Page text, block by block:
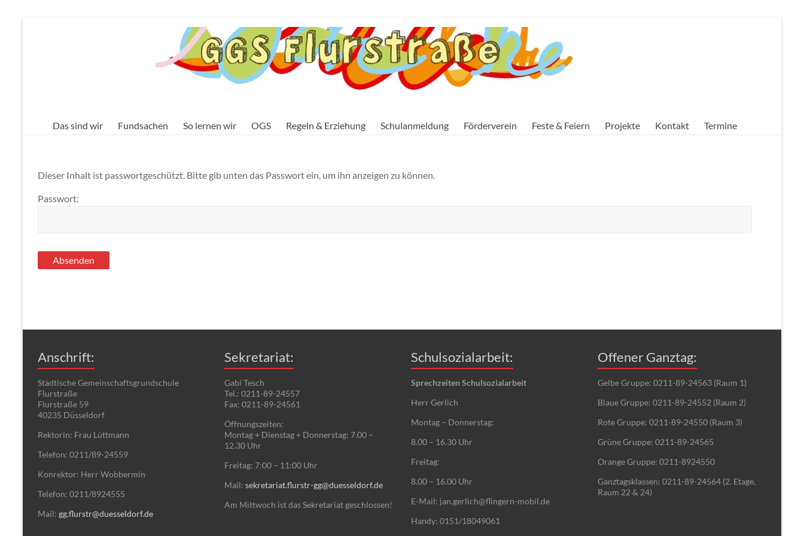
Das sind wir Fundsachen So lernen wir OGS Regeln & Erziehung Schulanmeldung Förderverein Feste & Feiern Projekte Kontakt Termine
Dieser Inhalt ist passwortgeschützt. Bitte gib unten das Passwort ein, um ihn anzeigen zu können.
Passwort:
Anschrift:
Städtische Gemeinschaftsgrundschule
Flurstraße
Flurstraße 59
40235 Düsseldorf
Rektorin: Frau Lüttmann
Telefon: 0211/89-24559
Konrektor: Herr Wobbermin
Telefon: 0211/8924555
Mail: gg.flurstr@duesseldorf.de
Sekretariat:
Gabi Tesch
Tel.: 0211-89-24557
Fax: 0211-89-24561
Öffnungszeiten:
Montag + Dienstag + Donnerstag: 7.00 –
12.30 Uhr
Freitag: 7:00 – 11:00 Uhr
Mail: sekretariat.flurstr-gg@duesseldorf.de
Am Mittwoch ist das Sekretariat geschlossen!
Schulsozialarbeit:
Sprechzeiten Schulsozialarbeit
Herr Gerlich
Montag – Donnerstag:
8.00 – 16.30 Uhr
Freitag:
8.00 – 16.00 Uhr
E-Mail: jan.gerlich@flingern-mobil.de
Handy: 0151/18049061
Offener Ganztag:
Gelbe Gruppe: 0211-89-24563 (Raum 1)
Blaue Gruppe: 0211-89-24552 (Raum 2)
Rote Gruppe: 0211-89-24550 (Raum 3)
Grüne Gruppe: 0211-89-24565
Orange Gruppe: 0211-8924550
Ganztagsklassen: 0211-89-24564 (2. Etage,
Raum 22 & 24)